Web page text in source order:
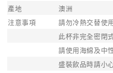
產地
澳洲
注意事項
請勿冷熱交替使
此杯非完全密閉
請使用海綿及中
盛裝飲品時請小